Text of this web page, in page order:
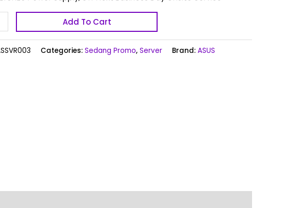
Add To Cart
Categories: Sedang Promo, Server Brand: ASUS